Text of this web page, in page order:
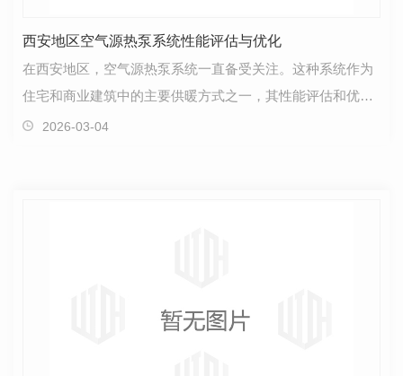
西安地区空气源热泵系统性能评估与优化
在西安地区，空气源热泵系统一直备受关注。这种系统作为
住宅和商业建筑中的主要供暖方式之一，其性能评估和优化
显得尤为重要。空气源热泵系统是一种..节能的取暖方…
2026-03-04